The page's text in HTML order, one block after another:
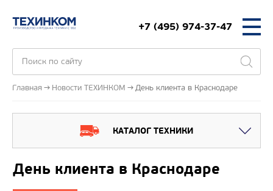
+7 (495) 974-37-47
Главная Новости ТЕХИНКОМ День клиента в Краснодаре
КАТАЛОГ ТЕХНИКИ
День клиента в Краснодаре